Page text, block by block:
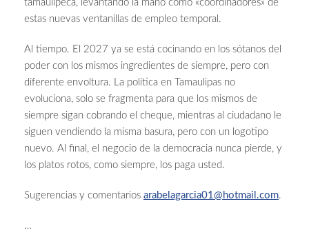
tamaulipeca, levantando la mano como «coordinadores» de
estas nuevas ventanillas de empleo temporal.
Al tiempo. El 2027 ya se está cocinando en los sótanos del
poder con los mismos ingredientes de siempre, pero con
diferente envoltura. La política en Tamaulipas no
evoluciona, solo se fragmenta para que los mismos de
siempre sigan cobrando el cheque, mientras al ciudadano le
siguen vendiendo la misma basura, pero con un logotipo
nuevo. Al final, el negocio de la democracia nunca pierde, y
los platos rotos, como siempre, los paga usted.
Sugerencias y comentarios arabelagarcia01@hotmail.com.
…